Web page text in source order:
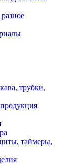
трубки,
таймеры,